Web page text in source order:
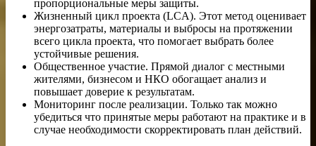
пропорциональные меры защиты.
Жизненный цикл проекта (LCA). Этот метод оценивает
энергозатраты, материалы и выбросы на протяжении
всего цикла проекта, что помогает выбрать более
устойчивые решения.
Общественное участие. Прямой диалог с местными
жителями, бизнесом и НКО обогащает анализ и
повышает доверие к результатам.
Мониторинг после реализации. Только так можно
убедиться что принятые меры работают на практике и в
случае необходимости скорректировать план действий.